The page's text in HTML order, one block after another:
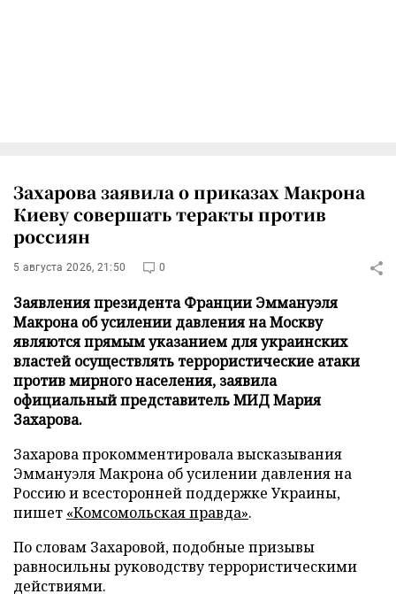
Захарова заявила о приказах Макрона
Киеву совершать теракты против
россиян
5 августа 2026, 21:50 0
Заявления президента Франции Эммануэля
Макрона об усилении давления на Москву
являются прямым указанием для украинских
властей осуществлять террористические атаки
против мирного населения, заявила
официальный представитель МИД Мария
Захарова.
Захарова прокомментировала высказывания
Эммануэля Макрона об усилении давления на
Россию и всесторонней поддержке Украины,
пишет «Комсомольская правда».
По словам Захаровой, подобные призывы
равносильны руководству террористическими
действиями.